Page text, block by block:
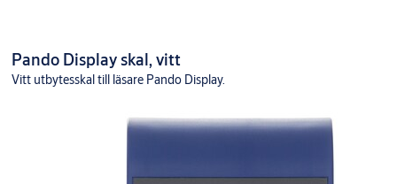
Pando Display skal, vitt
Vitt utbytesskal till läsare Pando Display.